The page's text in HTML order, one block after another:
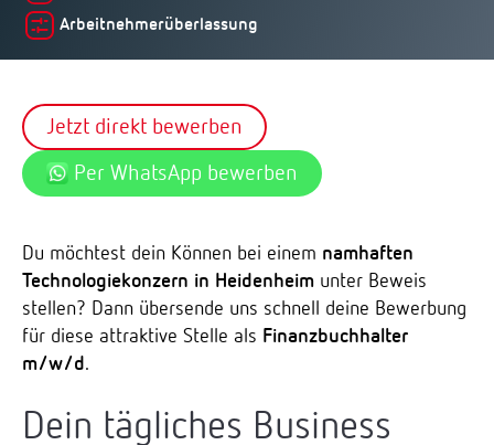
Arbeitnehmerüberlassung
Jetzt direkt bewerben
Per WhatsApp bewerben
Du möchtest dein Können bei einem namhaften
Technologiekonzern in Heidenheim unter Beweis
stellen? Dann übersende uns schnell deine Bewerbung
für diese attraktive Stelle als Finanzbuchhalter
m/w/d.
Dein tägliches Business